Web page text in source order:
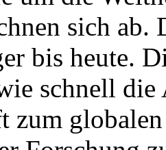
sich
bis heute.
schnell die
zum